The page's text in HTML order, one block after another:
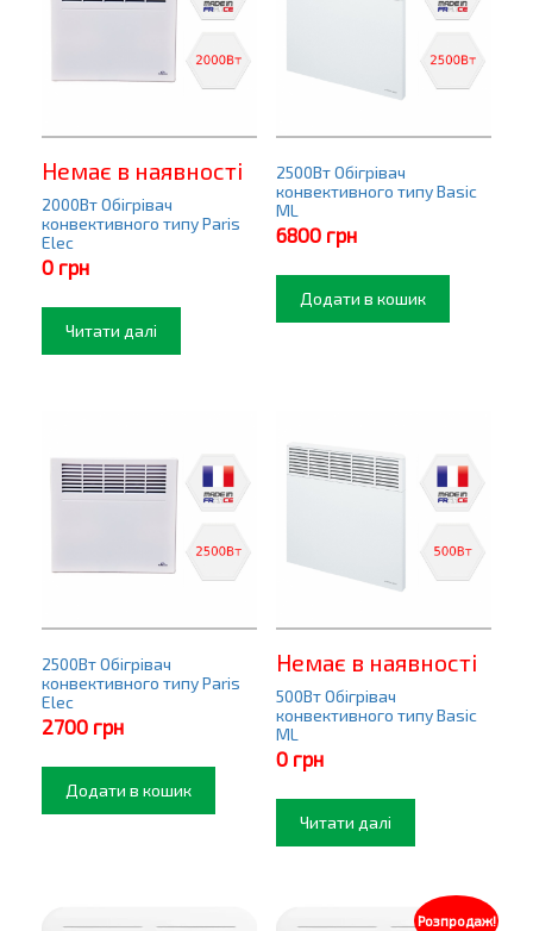
Немає в наявності
2000Вт Обігрівач
конвективного типу Paris
Elec
0 грн
Читати далі
2500Вт Обігрівач
конвективного типу Basic
ML
6800 грн
Додати в кошик
2500Вт Обігрівач
конвективного типу Paris
Elec
2700 грн
Додати в кошик
Немає в наявності
500Вт Обігрівач
конвективного типу Basic
ML
0 грн
Читати далі
Розпродаж!